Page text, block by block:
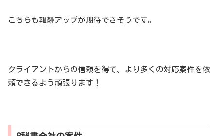
こちらも報酬アップが期待できそうです。
クライアントからの信頼を得て、より多くの対応案件を依
頼できるよう頑張ります！